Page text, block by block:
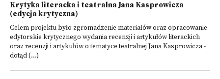
Krytyka literacka i teatralna Jana Kasprowicza
(edycja krytyczna)
Celem projektu było zgromadzenie materiałów oraz opracowanie
edytorskie krytycznego wydania recenzji i artykułów literackich
oraz recenzji i artykułów o tematyce teatralnej Jana Kasprowicza -
dotąd (...)